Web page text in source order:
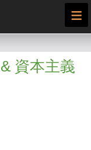
≡
資本主義